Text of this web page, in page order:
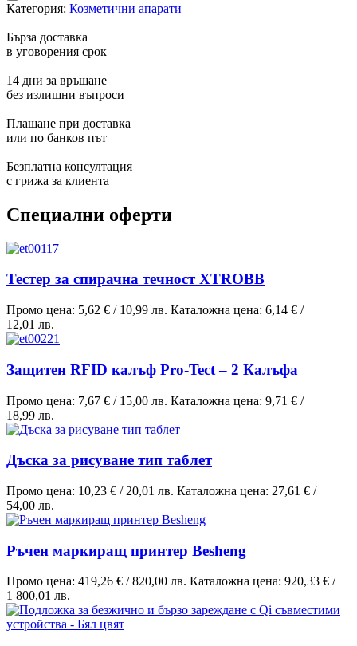
Категория: Козметични апарати
Бърза доставка
в уговорения срок
14 дни за връщане
без излишни въпроси
Плащане при доставка
или по банков път
Безплатна консултация
с грижа за клиента
Специални оферти
Тестер за спирачна течност XTROBB
Промо цена: 5,62 € / 10,99 лв. Каталожна цена: 6,14 € /
12,01 лв.
Защитен RFID калъф Pro-Tect – 2 Калъфа
Промо цена: 7,67 € / 15,00 лв. Каталожна цена: 9,71 € /
18,99 лв.
Дъска за рисуване тип таблет
Промо цена: 10,23 € / 20,01 лв. Каталожна цена: 27,61 € /
54,00 лв.
Ръчен маркиращ принтер Besheng
Промо цена: 419,26 € /820,00 лв. Каталожна цена: 920,33 € /
1 800,01 лв.